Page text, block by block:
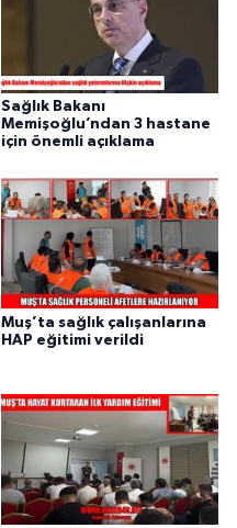
Sağlık Bakanı
Memişoğlu’ndan 3 hastane
için önemli açıklama
Muş’ta sağlık çalışanlarına
HAP eğitimi verildi